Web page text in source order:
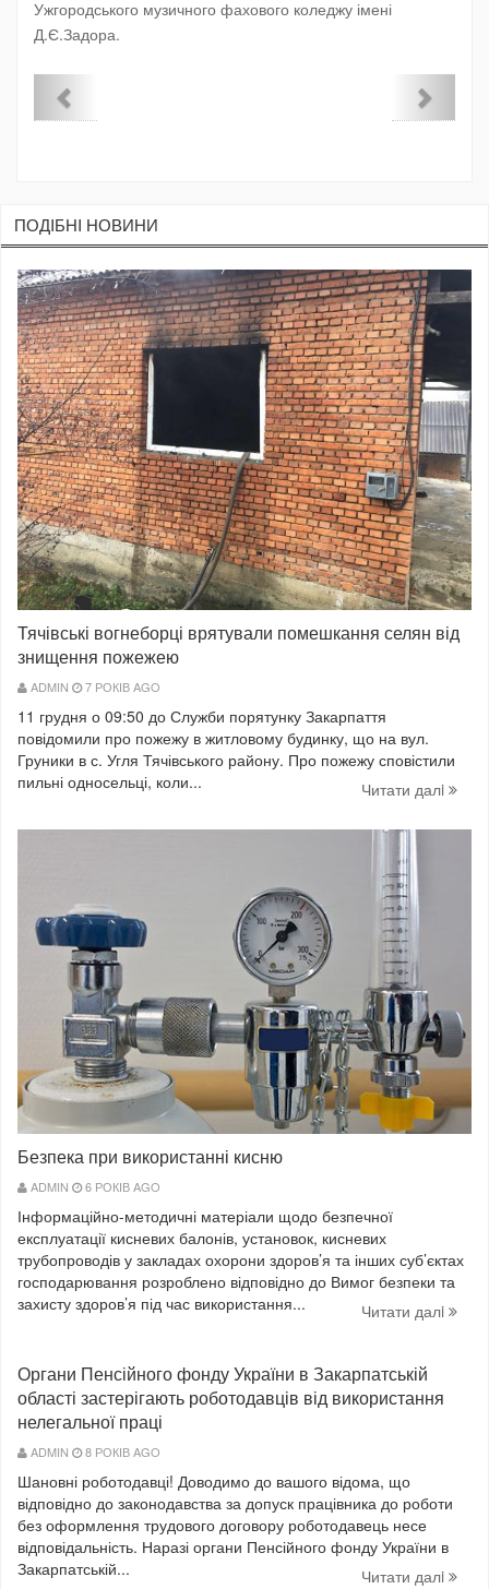
Ужгородського музичного фахового коледжу імені
Д.Є.Задора.
ПОДIБНI НОВИНИ
Тячівські вогнеборці врятували помешкання селян від
знищення пожежею
ADMIN 7 РОКІВ AGO
11 грудня о 09:50 до Служби порятунку Закарпаття
повідомили про пожежу в житловому будинку, що на вул.
Груники в с. Угля Тячівського району. Про пожежу сповістили
пильні односельці, коли...
Читати далi
Безпека при використанні кисню
ADMIN 6 РОКІВ AGO
Інформаційно-методичні матеріали щодо безпечної
експлуатації кисневих балонів, установок, кисневих
трубопроводів у закладах охорони здоров’я та інших суб’єктах
господарювання розроблено відповідно до Вимог безпеки та
захисту здоров’я під час використання...
Читати далi
Органи Пенсійного фонду України в Закарпатській
області застерігають роботодавців від використання
нелегальної праці
ADMIN 8 РОКІВ AGO
Шановні роботодавці! Доводимо до вашого відома, що
відповідно до законодавства за допуск працівника до роботи
без оформлення трудового договору роботодавець несе
відповідальність. Наразі органи Пенсійного фонду України в
Закарпатській...
Читати далi